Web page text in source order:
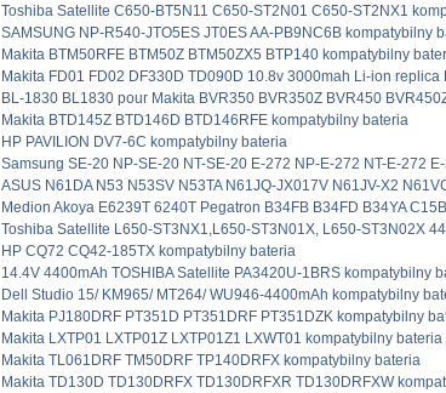
Toshiba Satellite C650-BT5N11 C650-ST2N01 C650-ST2NX1
SAMSUNG NP-R540-JTO5ES JT0ES AA-PB9NC6B kompatybilny
Makita BTM50RFE BTM50Z BTM50ZX5 BTP140 kompatybilny
Makita FD01 FD02 DF330D TD090D 10.8v 3000mah Li-ion
BL-1830 BL1830 pour Makita BVR350 BVR350Z BVR450
Makita BTD145Z BTD146D BTD146RFE kompatybilny bateria
HP PAVILION DV7-6C kompatybilny bateria
Samsung SE-20 NP-SE-20 NT-SE-20 E-272 NP-E-272 NT-E-272
ASUS N61DA N53 N53SV N53TA N61JQ-JX017V N61JV-X2
Medion Akoya E6239T 6240T Pegatron B34FB B34FD B34YA
Toshiba Satellite L650-ST3NX1,L650-ST3N01X, L650-ST3N02X
HP CQ72 CQ42-185TX kompatybilny bateria
14.4V 4400mAh TOSHIBA Satellite PA3420U-1BRS kompatybilny
Dell Studio 15/ KM965/ MT264/ WU946-4400mAh kompatybilny
Makita PJ180DRF PT351D PT351DRF PT351DZK kompatybilny
Makita LXTP01 LXTP01Z LXTP01Z1 LXWT01 kompatybilny bateria
Makita TL061DRF TM50DRF TP140DRFX kompatybilny bateria
Makita TD130D TD130DRFX TD130DRFXR TD130DRFXW